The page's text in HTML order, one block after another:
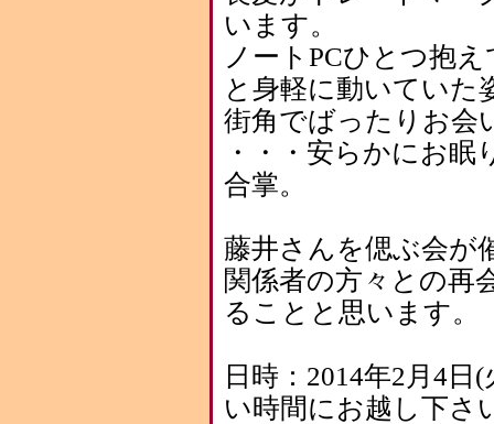
います。
ノートPCひとつ抱
と身軽に動いていた
街角でばったりお会
・・・安らかにお眠
合掌。
藤井さんを偲ぶ会が
関係者の方々との再
ることと思います。
日時：2014年2月4日
い時間にお越し下さ